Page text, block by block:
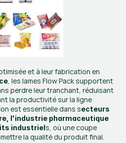
, les lames Flow Pack supportent
perdre leur tranchant, réduisant
la productivité sur la ligne
est essentielle dans secteurs
l'industrie pharmaceutique
industriels, où une coupe
la qualité du produit final.